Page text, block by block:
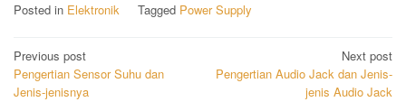
Posted in Elektronik Tagged Power Supply
Post
navigation
Previous post
Pengertian Sensor Suhu dan
Jenis-jenisnya
Next post
Pengertian Audio Jack dan Jenis-
jenis Audio Jack